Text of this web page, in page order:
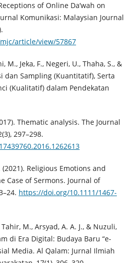
of Online Da’wah on
Komunikasi: Malaysian Journal
article/view/57867
M., Jeka, F., Negeri, U., Thaha, S., &
dan Sampling (Kuantitatif), Serta
(Kualitatif) dalam Pendekatan
Thematic analysis. The Journal
297–298.
Religious Emotions and
Case of Sermons. Journal of
https://doi.org/10.1111/1467-
M., Arsyad, A. A. J., & Nuzuli,
di Era Digital: Budaya Baru “e-
Media. Al Qalam: Jurnal Ilmiah